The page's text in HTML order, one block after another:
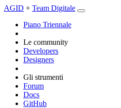
AGID + Team Digitale
Piano Triennale
Le community
Developers
Designers
Gli strumenti
Forum
Docs
GitHub